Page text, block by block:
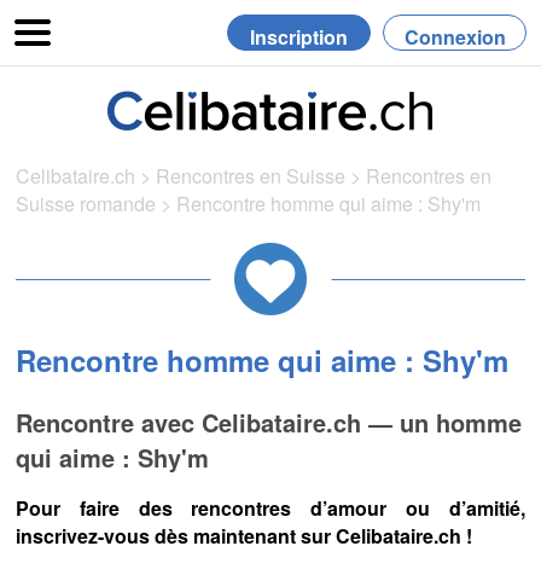
Inscription Connexion
Celibataire.ch > Rencontres en Suisse > Rencontres en
Suisse romande > Rencontre homme qui aime : Shy'm
Rencontre homme qui aime : Shy'm
Rencontre avec Celibataire.ch — un homme
qui aime : Shy'm
Pour faire des rencontres d’amour ou d’amitié,
inscrivez-vous dès maintenant sur Celibataire.ch !